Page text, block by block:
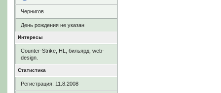
Чернигов
День рождения не указан
Интересы
Counter-Strike, HL, бильярд, web-
design.
Статистика
Регистрация: 11.8.2008